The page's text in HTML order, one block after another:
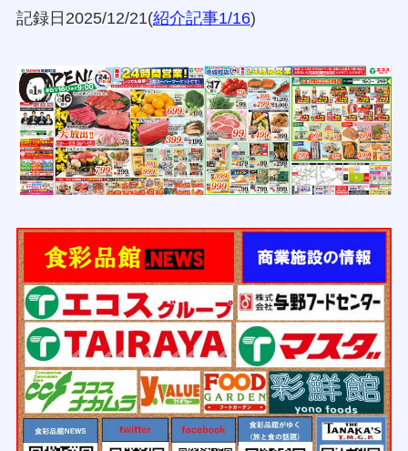
記録日2025/12/21(紹介記事1/16)